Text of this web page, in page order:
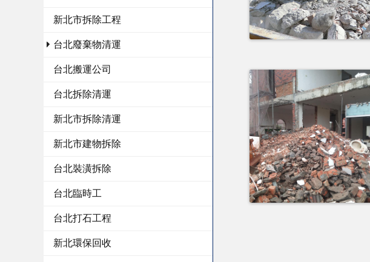
新北市拆除工程
台北廢棄物清運
台北搬運公司
台北拆除清運
新北市拆除清運
新北市建物拆除
台北裝潢拆除
台北臨時工
台北打石工程
新北環保回收